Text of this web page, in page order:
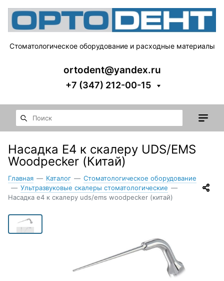
Стоматологическое оборудование и расходные материалы
ortodent@yandex.ru
+7 (347) 212-00-15
Насадка E4 к скалеру UDS/EMS
Woodpecker (Китай)
Главная — Каталог — Стоматологическое оборудование
— Ультразвуковые скалеры стоматологические —
Насадка e4 к скалеру uds/ems woodpecker (китай)